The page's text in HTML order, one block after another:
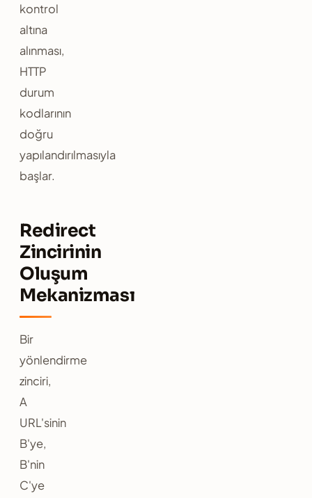
kontrol
altına
alınması,
HTTP
durum
kodlarının
doğru
yapılandırılmasıyla
başlar.
Redirect
Zincirinin
Oluşum
Mekanizması
Bir
yönlendirme
zinciri,
A
URL'sinin
B'ye,
B'nin
C'ye